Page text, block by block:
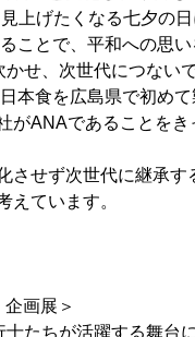
上げたくなる七夕の
ことで、平和への思
せ、次世代につない
本食を広島県で初め
がANAであることを
せず次世代に継承す
えています。
画展＞
たちが活躍する舞台